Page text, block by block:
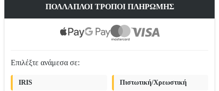
ΠΟΛΛΑΠΛΟΊ ΤΡΌΠΟΙ ΠΛΗΡΩΜΉΣ
Επιλέξτε ανάμεσα σε:
IRIS Πιστωτική/Χρεωστική